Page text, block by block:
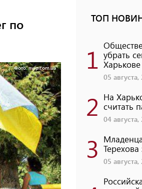
по
Фото: nvip.com.ua
ТОП
1 убрать
Харькове
05
2 На
считать
04
3 05